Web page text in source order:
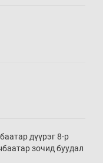
дүүрэг 8-р
зочид буудал